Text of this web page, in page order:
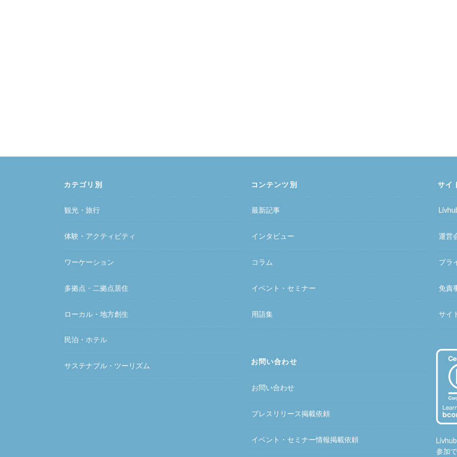
カテゴリ別
観光・旅行
体験・アクティビティ
ワーケーション
多拠点・二拠点居住
ローカル・地方創生
民泊・ホテル
サステナブル・ツーリズム
コンテンツ別
最新記事
インタビュー
コラム
イベント・セミナー
用語集
お問い合わせ
お問い合わせ
プレスリリース掲載依頼
イベント・セミナー情報掲載依頼
サイ
運営
プラ
免責
サイ
参加